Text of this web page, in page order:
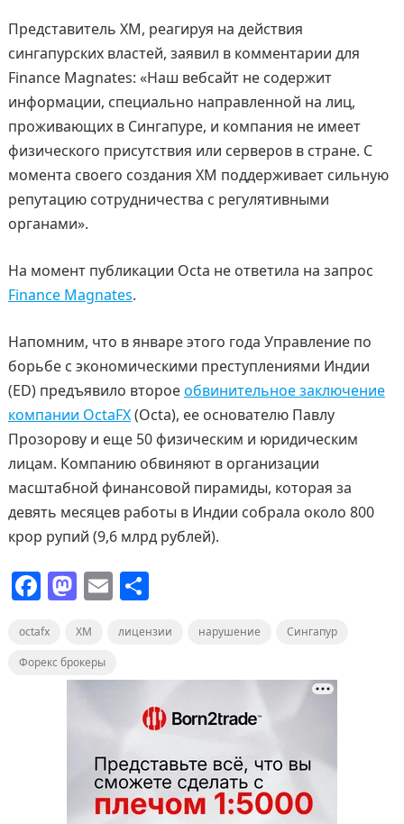
Представитель XM, реагируя на действия
сингапурских властей, заявил в комментарии для
Finance Magnates: «Наш вебсайт не содержит
информации, специально направленной на лиц,
проживающих в Сингапуре, и компания не имеет
физического присутствия или серверов в стране. С
момента своего создания XM поддерживает сильную
репутацию сотрудничества с регулятивными
органами».
На момент публикации Octa не ответила на запрос
Finance Magnates.
Напомним, что в январе этого года Управление по
борьбе с экономическими преступлениями Индии
(ED) предъявило второеобвинительное заключение
компании OctaFX(Octa), ее основателю Павлу
Прозорову и еще 50 физическим и юридическим
лицам. Компанию обвиняют в организации
масштабной финансовой пирамиды, которая за
девять месяцев работы в Индии собрала около 800
крор рупий (9,6 млрд рублей).
F
c
e
M
st
o
d
E
ai
l
О
п
р
а
в
и
т
ь
octafx XM лицензии нарушение
Сингапур
Форекс брокеры